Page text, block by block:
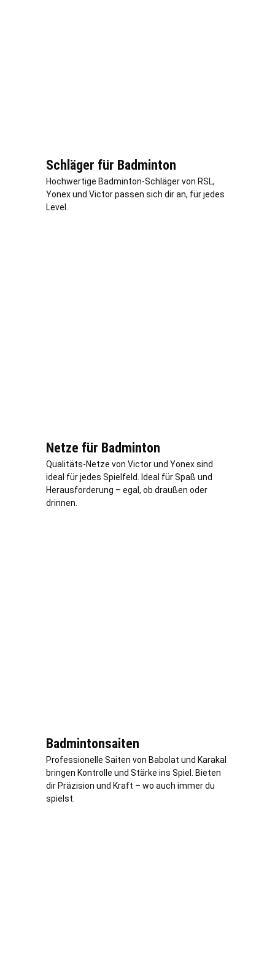
Schläger für Badminton
Hochwertige Badminton-Schläger von RSL,
Yonex und Victor passen sich dir an, für jedes
Level.
Netze für Badminton
Qualitäts-Netze von Victor und Yonex sind
ideal für jedes Spielfeld. Ideal für Spaß und
Herausforderung – egal, ob draußen oder
drinnen.
Badmintonsaiten
Professionelle Saiten von Babolat und Karakal
bringen Kontrolle und Stärke ins Spiel. Bieten
dir Präzision und Kraft – wo auch immer du
spielst.